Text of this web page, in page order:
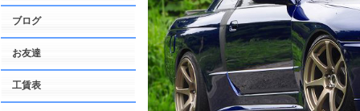
ブログ
お友達
工賃表